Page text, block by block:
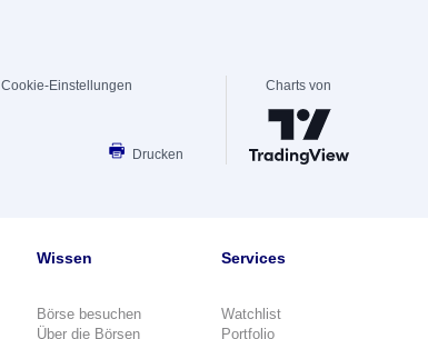
Cookie-Einstellungen
Drucken
Charts von
Wissen
Börse besuchen
Über die Börsen
Services
Watchlist
Portfolio